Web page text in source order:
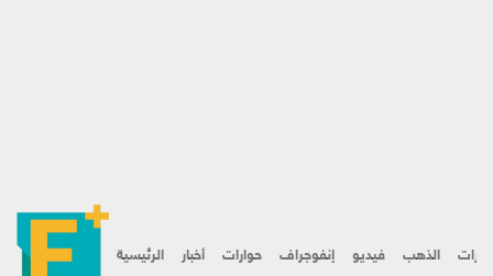
الرئيسية أخبار حوارات إنفوجراف فيديو الذهب